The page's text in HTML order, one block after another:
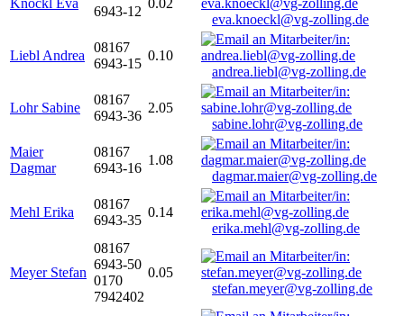
Knöckl Eva
6943-12
0.02
eva.knoeckl@vg-zolling.de
Liebl Andrea
08167
6943-15
0.10
andrea.liebl@vg-zolling.de
Lohr Sabine
08167
6943-36
2.05
sabine.lohr@vg-zolling.de
Maier
Dagmar
08167
6943-16
1.08
dagmar.maier@vg-zolling.de
Mehl Erika
08167
6943-35
0.14
erika.mehl@vg-zolling.de
Meyer Stefan
08167
6943-50
0170
7942402
0.05
stefan.meyer@vg-zolling.de